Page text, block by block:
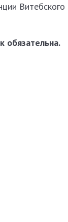
обязательна.